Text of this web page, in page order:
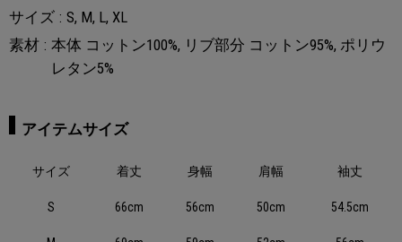
サイズ
S, M, L, XL
素材
本体 コットン100%, リブ部分 コットン95%, ポリウ
レタン5%
アイテムサイズ
サイズ 着丈 身幅 肩幅 袖丈
S 66cm 56cm 50cm 54.5cm